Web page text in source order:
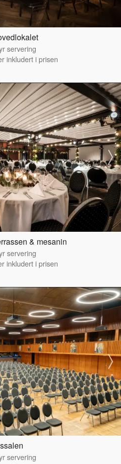
servering
inkludert i prisen
& mesanin
servering
inkludert i prisen
servering